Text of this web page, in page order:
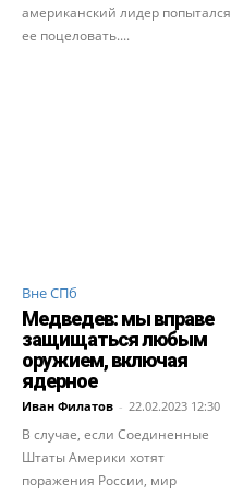
американский лидер попытался
ее поцеловать....
Вне СПб
Медведев: мы вправе
защищаться любым
оружием, включая
ядерное
Иван Филатов - 22.02.2023 12:30
В случае, если Соединенные
Штаты Америки хотят
поражения России, мир